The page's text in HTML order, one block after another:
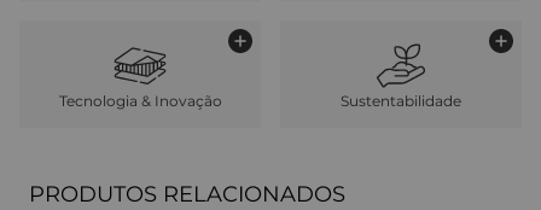
Tecnologia & Inovação Sustentabilidade
PRODUTOS RELACIONADOS